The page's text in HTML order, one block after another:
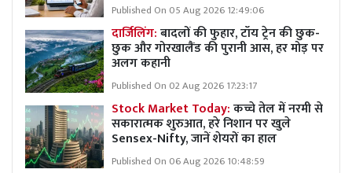
Published On 05 Aug 2026 12:49:06
दार्जिलिंग:बादलों की फुहार, टॉय ट्रेन की छुक-
छुक और गोरखालैंड की पुरानी आस, हर मोड़ पर
अलग कहानी
Published On 02 Aug 2026 17:23:17
Stock Market Today:कच्चे तेल में नरमी से
सकारात्मक शुरुआत, हरे निशान पर खुले
Sensex-Nifty, जानें शेयरों का हाल
Published On 06 Aug 2026 10:48:59